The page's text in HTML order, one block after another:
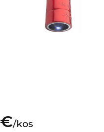
€/kos